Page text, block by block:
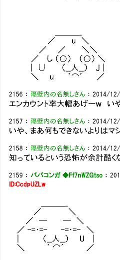
／ u ＼
／ ／ ＼＼ ……そ
／ し （○） （○） ＼
| ∪ （__人__） J |
＼ u ｀⌒´ ／
2156 ： 隔壁内の名無しさん ：2014/12/
エンカウント率大幅あげーｗ い
2157 ： 隔壁内の名無しさん ：2014/12/
いや、まあ何もできないよりはマシ
2158 ： 隔壁内の名無しさん ：2014/12/
知っているという恐怖が余計酷
2159 ： ババコンガ ◆Ff7nWZGtso ：
ID:CcdpUZLw
／ ＼
／ ─ ─ ＼ ……ところ
／ -=・=- -=・=- ＼
| （__人__） U | そうい
＼ ｀ ⌒´ ／